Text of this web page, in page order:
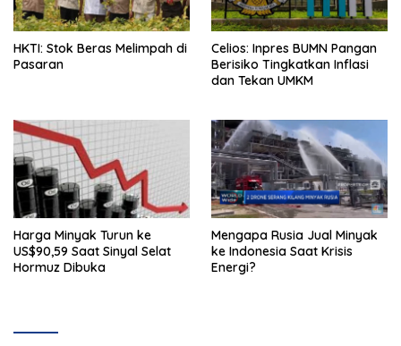
HKTI: Stok Beras Melimpah di
Pasaran
Celios: Inpres BUMN Pangan
Berisiko Tingkatkan Inflasi
dan Tekan UMKM
Harga Minyak Turun ke
US$90,59 Saat Sinyal Selat
Hormuz Dibuka
Mengapa Rusia Jual Minyak
ke Indonesia Saat Krisis
Energi?